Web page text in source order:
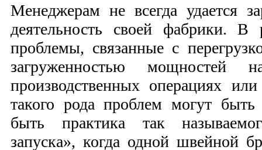
Менеджерам не всегда удается
деятельность своей фабрики. В
проблемы, связанные с
загруженностью
производственных операциях
такого рода проблем могут
быть практика так
запуска», когда одной швейной